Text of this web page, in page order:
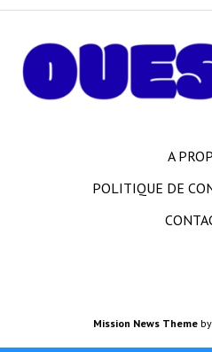
A
POLITIQUE DE
Mission News Theme